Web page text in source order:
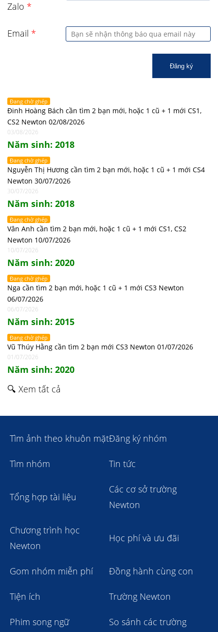
Zalo *
Email *
Đăng ký
Đang chờ ghép
Đinh Hoàng Bách cần tìm 2 bạn mới, hoặc 1 cũ + 1 mới CS1,
CS2 Newton 02/08/2026
03/08/2026
Năm sinh: 2018
Đang chờ ghép
Nguyễn Thị Hương cần tìm 2 bạn mới, hoặc 1 cũ + 1 mới CS4
Newton 30/07/2026
30/07/2026
Năm sinh: 2018
Đang chờ ghép
Vân Anh cần tìm 2 bạn mới, hoặc 1 cũ + 1 mới CS1, CS2
Newton 10/07/2026
10/07/2026
Năm sinh: 2020
Đang chờ ghép
Nga cần tìm 2 bạn mới, hoặc 1 cũ + 1 mới CS3 Newton
06/07/2026
06/07/2026
Năm sinh: 2015
Đang chờ ghép
Vũ Thúy Hằng cần tìm 2 bạn mới CS3 Newton 01/07/2026
01/07/2026
Năm sinh: 2020
🔍 Xem tất cả
Tìm ảnh theo khuôn mặtĐăng ký nhóm
Tìm nhóm Tin tức
Tổng hợp tài liệu
Các cơ sở trường
Newton
Chương trình học
Newton
Học phí và ưu đãi
Gom nhóm miễn phí Đồng hành cùng con
Tiện ích Trường Newton
Phim song ngữ So sánh các trường